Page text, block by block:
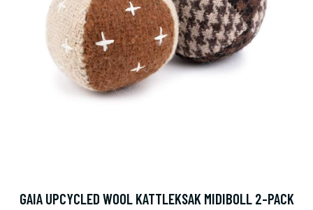
GAIA UPCYCLED WOOL KATTLEKSAK MIDIBOLL 2-PACK